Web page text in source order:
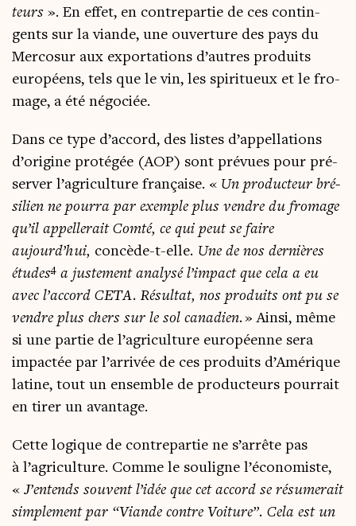
teurs ». En effet, en contre­par­tie de ces contin­
gents sur la viande, une ouver­ture des pays du
Mer­co­sur aux expor­ta­tions d’autres pro­duits
euro­péens, tels que le vin, les spi­ri­tueux et le fro­
mage, a été négociée.
Dans ce type d’ac­cord, des listes d’ap­pel­la­tions
d’o­ri­gine pro­té­gée (AOP) sont pré­vues pour pré­
ser­ver l’a­gri­cul­ture fran­çaise. « Un pro­duc­teur bré­
si­lien ne pour­ra par exemple plus vendre du fro­mage
qu’il appel­le­rait Com­té, ce qui peut se faire
aujourd’hui, concède-t-elle. Une de nos der­nières
études4 a jus­te­ment ana­ly­sé l’impact que cela a eu
avec l’accord CETA. Résul­tat, nos pro­duits ont pu se
vendre plus chers sur le sol cana­dien. » Ain­si, même
si une par­tie de l’agriculture euro­péenne sera
impac­tée par l’arrivée de ces pro­duits d’Amérique
latine, tout un ensemble de pro­duc­teurs pour­rait
en tirer un avantage.
Cette logique de contre­par­tie ne s’arrête pas
à l’agriculture. Comme le sou­ligne l’économiste,
« J’entends sou­vent l’idée que cet accord se résu­me­rait
sim­ple­ment par “Viande contre Voi­ture”. Cela est un